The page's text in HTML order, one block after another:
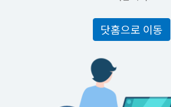
닷홈으로 이동